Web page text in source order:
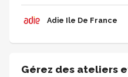
satisfaction des créateurs
trimestre à l’autre.
Adie Ile De France
Gérez des ateliers